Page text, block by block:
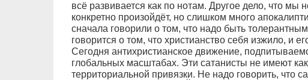
всё развивается как по нотам. Другое дело, что мы
конкретно произойдёт, но слишком много
сначала говорили о том, что надо быть
говорится о том, что христианство себя изжило, и
Сегодня антихристианское движение,
глобальных масштабах. Эти сатанисты не имеют
территориальной привязки. Не надо говорить, что